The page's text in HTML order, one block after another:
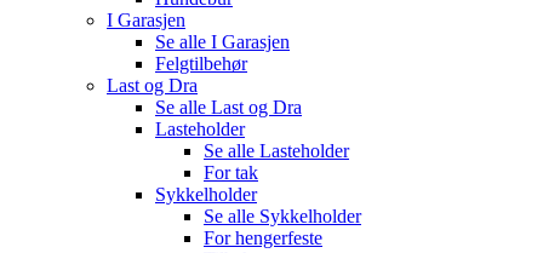
I Garasjen
Se alle I Garasjen
Felgtilbehør
Last og Dra
Se alle Last og Dra
Lasteholder
Se alle Lasteholder
For tak
Sykkelholder
Se alle Sykkelholder
For hengerfeste